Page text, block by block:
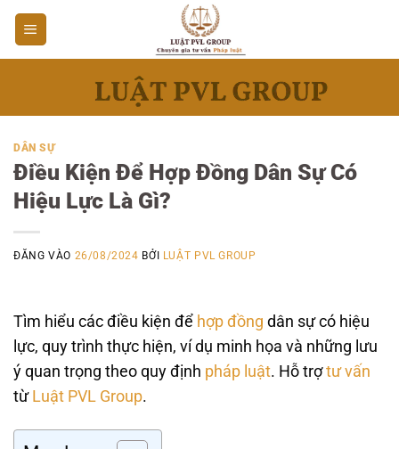
Bỏ
qua
nội
DÂN SỰ
Điều Kiện Để Hợp Đồng Dân Sự Có
Hiệu Lực Là Gì?
ĐĂNG VÀO 26/08/2024 BỞI LUẬT PVL GROUP
Tìm hiểu các điều kiện để hợp đồng dân sự có hiệu
lực, quy trình thực hiện, ví dụ minh họa và những lưu
ý quan trọng theo quy định pháp luật. Hỗ trợtư vấn
từ Luật PVL Group.